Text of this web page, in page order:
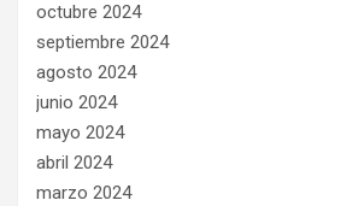
octubre 2024
septiembre 2024
agosto 2024
junio 2024
mayo 2024
abril 2024
marzo 2024